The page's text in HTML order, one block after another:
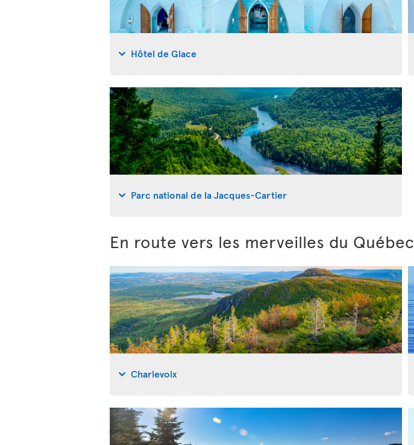
Hôtel de Glace
Parc national de la Jacques-Cartier
En route vers les merveilles du Québec
Charlevoix